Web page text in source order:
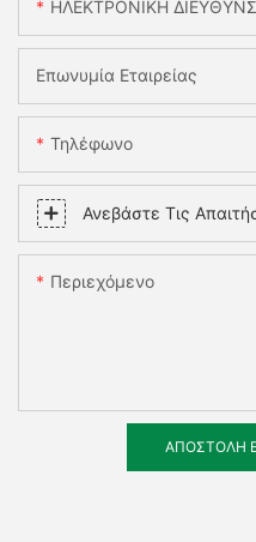
ΗΛΕΚΤΡΟΝΙΚΗ
Επωνυμία Εταιρείας
Τηλέφωνο
Ανεβάστε Τις
Περιεχόμενο
ΑΠΟΣΤΟΛΉ